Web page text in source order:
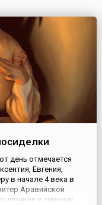
день отмечается
Евгения,
в начале 4 века в
Аравийской
в темницу.